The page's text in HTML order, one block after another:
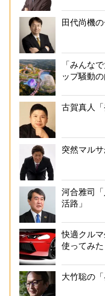
田代尚機
「みんな
ップ騒動
古賀真人「
突然マルサ
河合雅司
活路」
快適クルマ
使ってみた
大竹聡の「